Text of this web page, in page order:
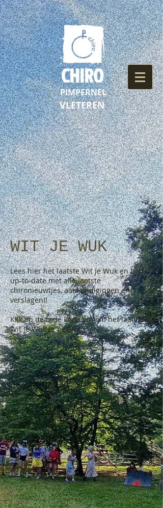
CHIRO
PIMPERNEL
VLETEREN
WIT JE WUK
Lees hier het laatste Wit Je Wuk en blijf
up-to-date met alle laatste
chironieuwtjes, aankondigingen en
verslagen!!
Klik op de rode knop om om het laatste
Wit Je Wuk te bekijken.